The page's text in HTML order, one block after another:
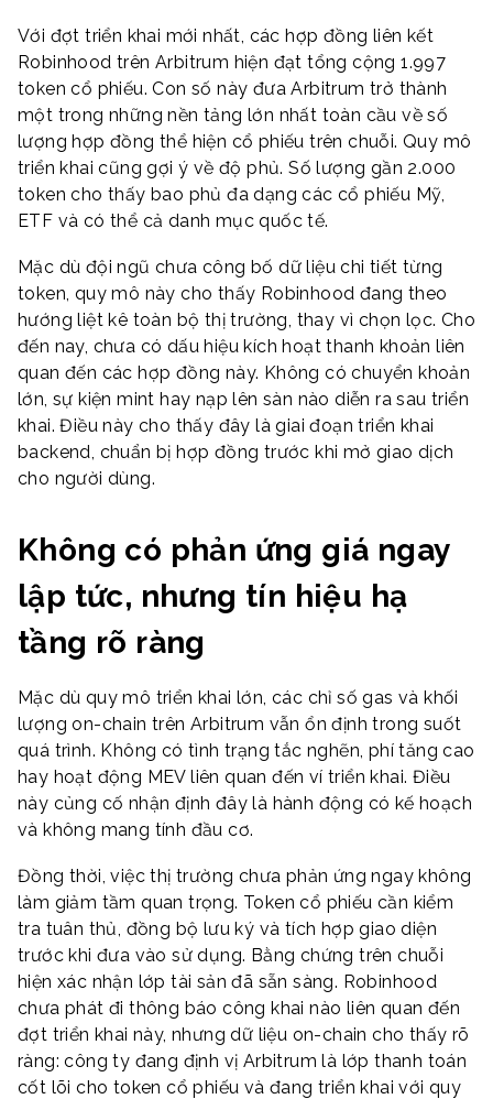
Với đợt triển khai mới nhất, các hợp đồng liên kết
Robinhood trên Arbitrum hiện đạt tổng cộng 1.997
token cổ phiếu. Con số này đưa Arbitrum trở thành
một trong những nền tảng lớn nhất toàn cầu về số
lượng hợp đồng thể hiện cổ phiếu trên chuỗi. Quy mô
triển khai cũng gợi ý về độ phủ. Số lượng gần 2.000
token cho thấy bao phủ đa dạng các cổ phiếu Mỹ,
ETF và có thể cả danh mục quốc tế.
Mặc dù đội ngũ chưa công bố dữ liệu chi tiết từng
token, quy mô này cho thấy Robinhood đang theo
hướng liệt kê toàn bộ thị trường, thay vì chọn lọc. Cho
đến nay, chưa có dấu hiệu kích hoạt thanh khoản liên
quan đến các hợp đồng này. Không có chuyển khoản
lớn, sự kiện mint hay nạp lên sàn nào diễn ra sau triển
khai. Điều này cho thấy đây là giai đoạn triển khai
backend, chuẩn bị hợp đồng trước khi mở giao dịch
cho người dùng.
Không có phản ứng giá ngay
lập tức, nhưng tín hiệu hạ
tầng rõ ràng
Mặc dù quy mô triển khai lớn, các chỉ số gas và khối
lượng on-chain trên Arbitrum vẫn ổn định trong suốt
quá trình. Không có tình trạng tắc nghẽn, phí tăng cao
hay hoạt động MEV liên quan đến ví triển khai. Điều
này củng cố nhận định đây là hành động có kế hoạch
và không mang tính đầu cơ.
Đồng thời, việc thị trường chưa phản ứng ngay không
làm giảm tầm quan trọng. Token cổ phiếu cần kiểm
tra tuân thủ, đồng bộ lưu ký và tích hợp giao diện
trước khi đưa vào sử dụng. Bằng chứng trên chuỗi
hiện xác nhận lớp tài sản đã sẵn sàng. Robinhood
chưa phát đi thông báo công khai nào liên quan đến
đợt triển khai này, nhưng dữ liệu on-chain cho thấy rõ
ràng: công ty đang định vị Arbitrum là lớp thanh toán
cốt lõi cho token cổ phiếu và đang triển khai với quy